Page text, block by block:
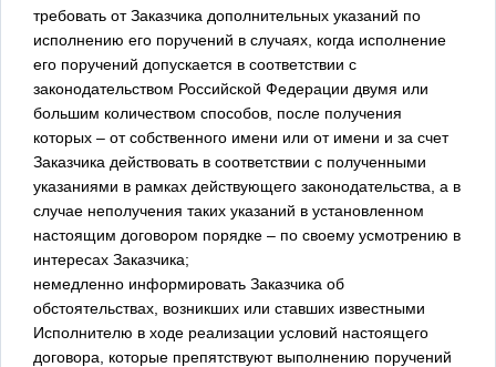
требовать от Заказчика дополнительных указаний по
исполнению его поручений в случаях, когда исполнение
его поручений допускается в соответствии с
законодательством Российской Федерации двумя или
большим количеством способов, после получения
которых – от собственного имени или от имени и за счет
Заказчика действовать в соответствии с полученными
указаниями в рамках действующего законодательства, а в
случае неполучения таких указаний в установленном
настоящим договором порядке – по своему усмотрению в
интересах Заказчика;
немедленно информировать Заказчика об
обстоятельствах, возникших или ставших известными
Исполнителю в ходе реализации условий настоящего
договора, которые препятствуют выполнению поручений